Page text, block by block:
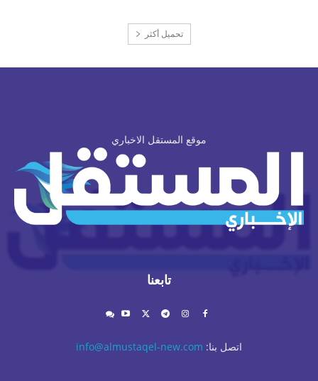
تحميل أكثر
موقع المستقل الاخباري
تابعنا
اتصل بنا: info@almustaqel-new.com